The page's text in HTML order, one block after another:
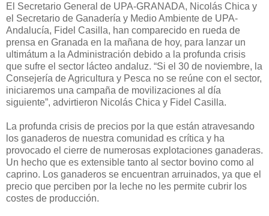
El Secretario General de UPA-GRANADA, Nicolás Chica y
el Secretario de Ganadería y Medio Ambiente de UPA-
Andalucía, Fidel Casilla, han comparecido en rueda de
prensa en Granada en la mañana de hoy, para lanzar un
ultimátum a la Administración debido a la profunda crisis
que sufre el sector lácteo andaluz. “Si el 30 de noviembre, la
Consejería de Agricultura y Pesca no se reúne con el sector,
iniciaremos una campaña de movilizaciones al día
siguiente”, advirtieron Nicolás Chica y Fidel Casilla.
La profunda crisis de precios por la que están atravesando
los ganaderos de nuestra comunidad es crítica y ha
provocado el cierre de numerosas explotaciones ganaderas.
Un hecho que es extensible tanto al sector bovino como al
caprino. Los ganaderos se encuentran arruinados, ya que el
precio que perciben por la leche no les permite cubrir los
costes de producción.